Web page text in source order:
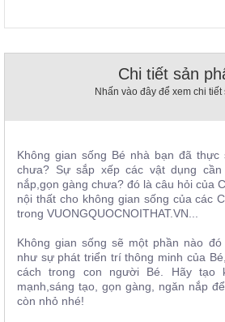
Nội
Nhà
Chi tiết sản
Nhấn vào đây để xem chi tiết
Không gian sống Bé nhà bạn đã
chưa? Sự sắp xếp các vật dụng
nắp,gọn gàng chưa? đó là câu hỏi của
nội thất cho không gian sống của các
trong VUONGQUOCNOITHAT.VN...
Không gian sống sẽ một phần nào
như sự phát triển trí thông minh của
cách trong con người Bé. Hãy tạo
mạnh,sáng tạo, gọn gàng, ngăn nắp
còn nhỏ nhé!